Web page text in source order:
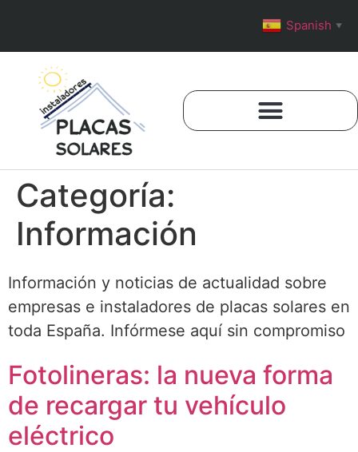
Categoría:
Información
Información y noticias de actualidad sobre
empresas e instaladores de placas solares en
toda España. Infórmese aquí sin compromiso
Fotolineras: la nueva forma
de recargar tu vehículo
eléctrico
Spanish ▼